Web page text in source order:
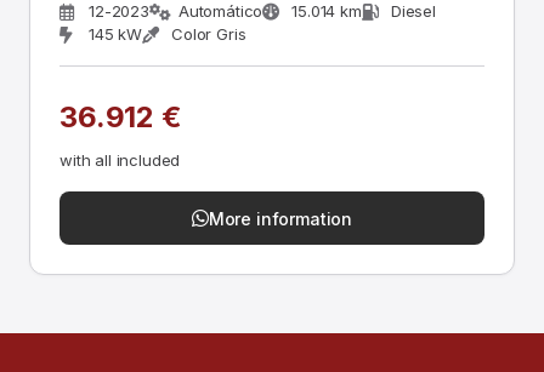
12-2023 Automático 15.014 km
Diesel
145 kW
Color Gris
36.912 €
with all included
More information